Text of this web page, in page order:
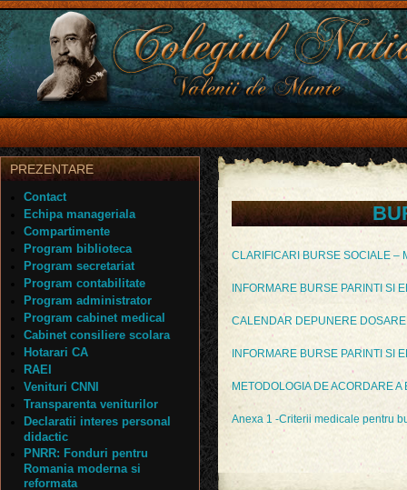
CLARIFICARI BURSE SOCIALE –
INFORMARE BURSE PARINTI SI
CALENDAR DEPUNERE
INFORMARE BURSE PARINTI SI
METODOLOGIA DE ACORDARE
Anexa 1 -Criterii medicale pentru
PREZENTARE
Contact
Echipa manageriala
Compartimente
Program biblioteca
Program secretariat
Program contabilitate
Program administrator
Program cabinet medical
Cabinet consiliere scolara
Hotarari CA
RAEI
Venituri CNNI
Transparenta veniturilor
Declaratii interes personal
didactic
PNRR: Fonduri pentru
Romania moderna si
reformata